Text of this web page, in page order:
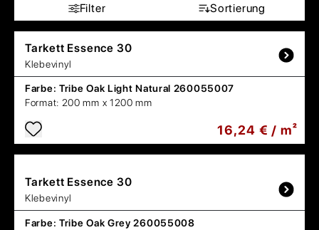
Filter
Sortierung
Tarkett Essence 30
Klebevinyl
Farbe: Tribe Oak Light Natural 260055007
Format: 200 mm x 1200 mm
16,24 € / m²
Tarkett Essence 30
Klebevinyl
Farbe: Tribe Oak Grey 260055008